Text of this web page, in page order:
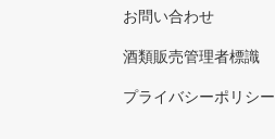
お問い合わせ
酒類販売管理者標識
プライバシーポリシー